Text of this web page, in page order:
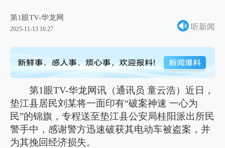
第1眼TV-华龙网
2025-11-13 16:27 听新闻
第1眼TV-华龙网讯（通讯员 童云浩）近日，
垫江县居民刘某将一面印有“破案神速 一心为
民”的锦旗，专程送至垫江县公安局桂阳派出所民
警手中，感谢警方迅速破获其电动车被盗案，并
为其挽回经济损失。